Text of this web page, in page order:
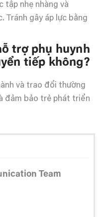
tập nhẹ nhàng và
Tránh gây áp lực bằng
trợ phụ huynh
tiếp không?
và trao đổi thường
đảm bảo trẻ phát triển
Team